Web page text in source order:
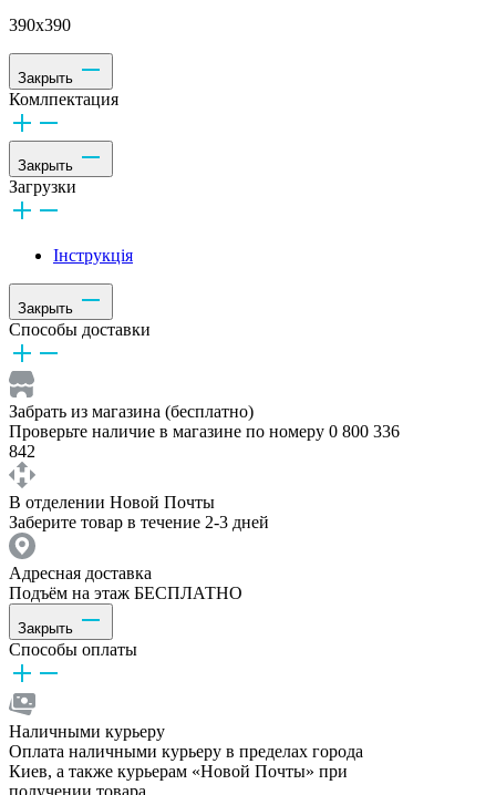
390х390
Закрыть
Комлпектация
Закрыть
Загрузки
Інструкція
Закрыть
Способы доставки
Забрать из магазина (бесплатно)
Проверьте наличие в магазине по номеру 0 800 336
842
В отделении Новой Почты
Заберите товар в течение 2-3 дней
Адресная доставка
Подъём на этаж БЕСПЛАТНО
Закрыть
Способы оплаты
Наличными курьеру
Оплата наличными курьеру в пределах города
Киев, а также курьерам «Новой Почты» при